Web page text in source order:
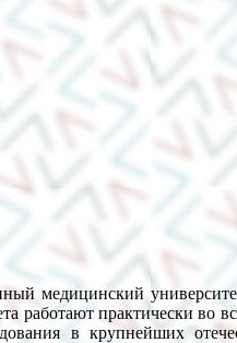
медицинский
практически во
в крупнейших